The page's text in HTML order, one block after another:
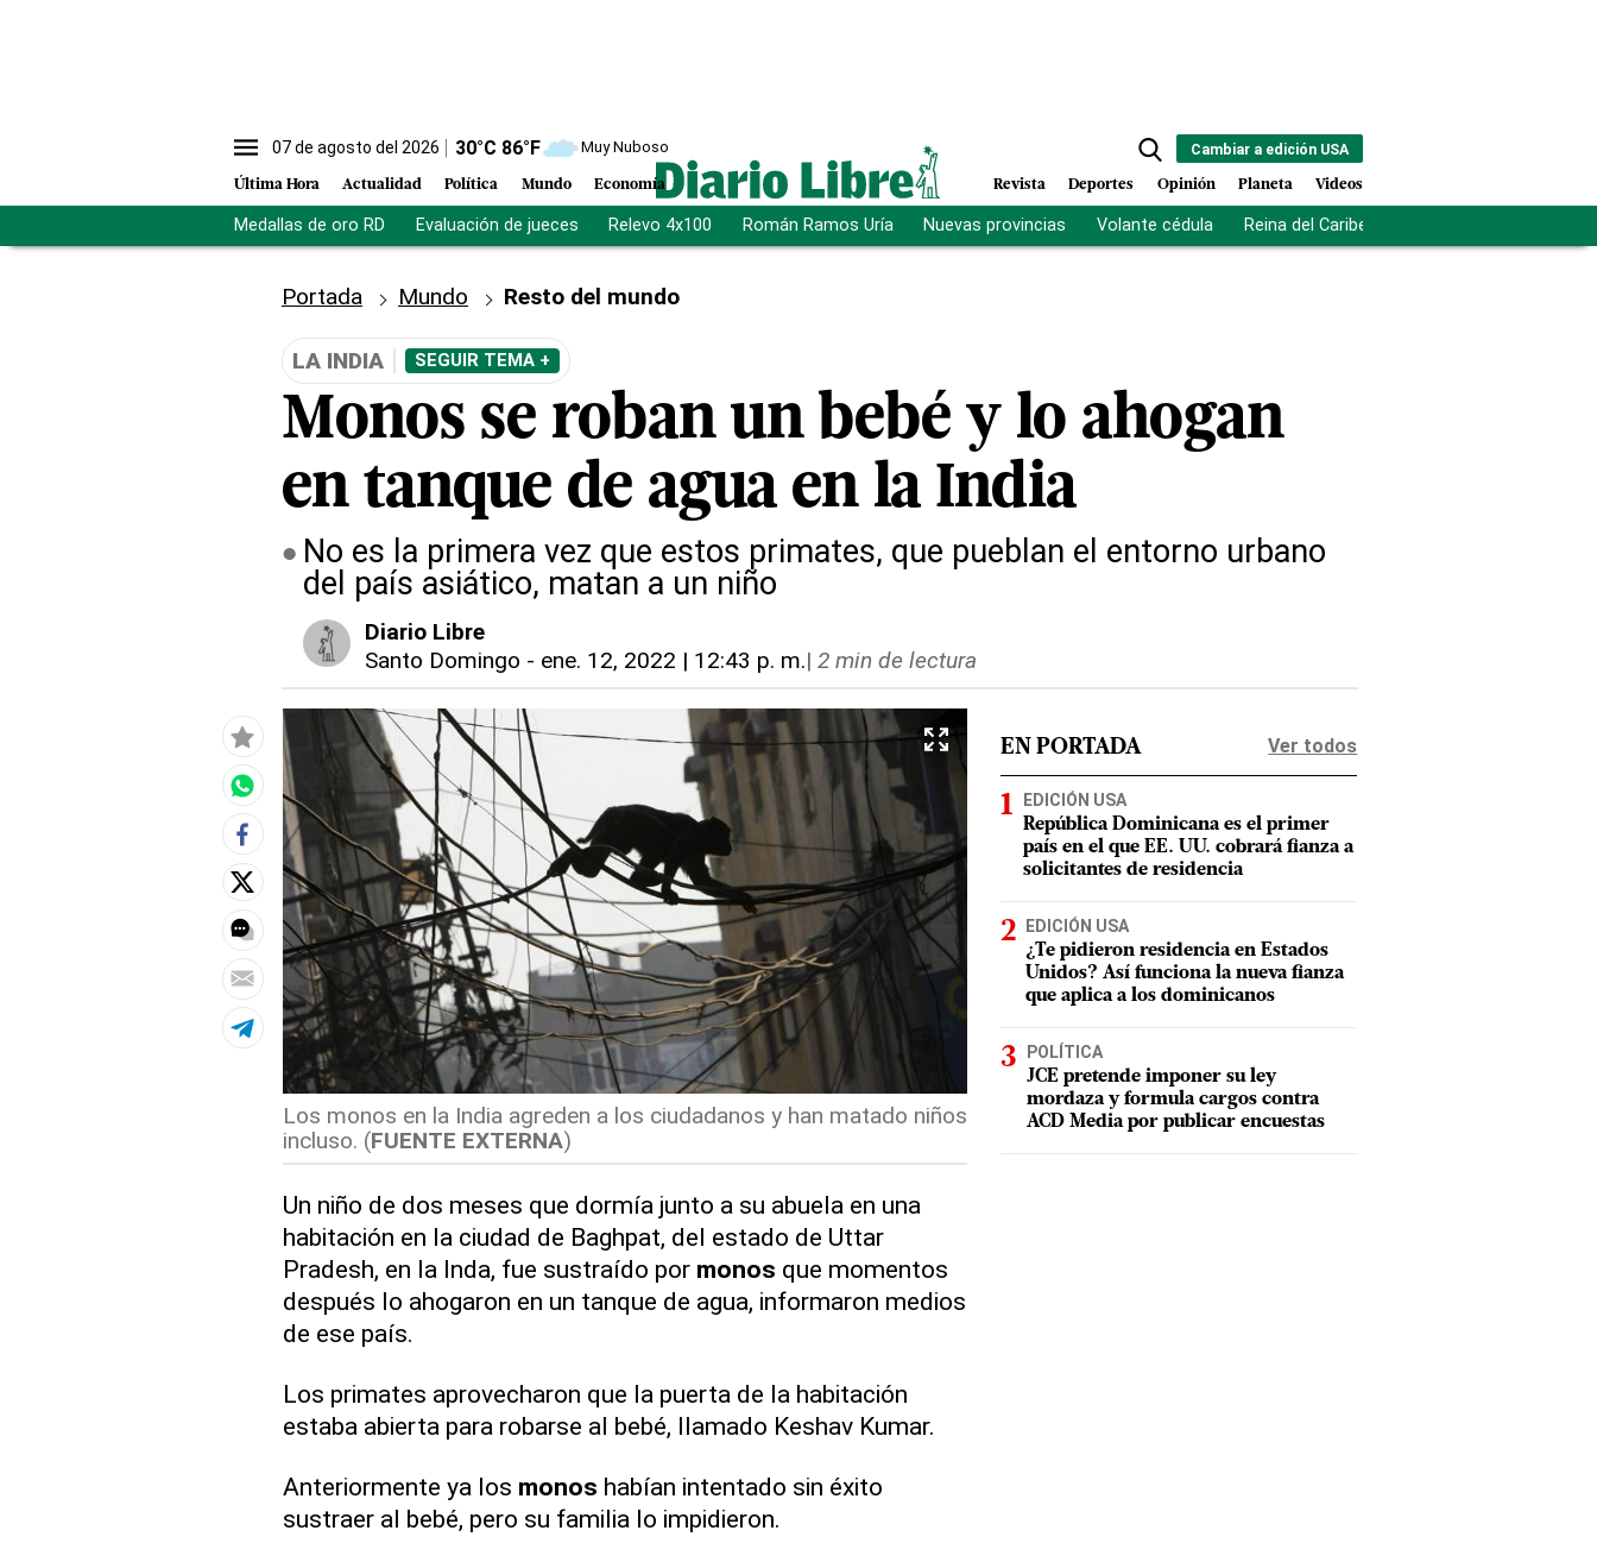
07 de agosto del 2026 30°C 86°F Muy Nuboso
Última Hora Actualidad Política Mundo Economía
Cambiar a edición USA
Revista Deportes Opinión Planeta Videos
Medallas de oro RD Evaluación de jueces Relevo 4x100 Román Ramos Uría Nuevas provincias Volante cédula Reina del Caribe
Portada Mundo Resto del mundo
LA INDIA SEGUIR TEMA +
Monos se roban un bebé y lo ahogan
en tanque de agua en la India
No es la primera vez que estos primates, que pueblan el entorno urbano
del país asiático, matan a un niño
Diario Libre
Santo Domingo - ene. 12, 2022 | 12:43 p. m.| 2 min de lectura
Los monos en la India agreden a los ciudadanos y han matado niños
incluso. (FUENTE EXTERNA)
Un niño de dos meses que dormía junto a su abuela en una
habitación en la ciudad de Baghpat, del estado de Uttar
Pradesh, en la Inda, fue sustraído por monos que momentos
después lo ahogaron en un tanque de agua, informaron medios
de ese país.
Los primates aprovecharon que la puerta de la habitación
estaba abierta para robarse al bebé, llamado Keshav Kumar.
Anteriormente ya los monos habían intentado sin éxito
sustraer al bebé, pero su familia lo impidieron.
EN PORTADA Ver todos
EDICIÓN USA
República Dominicana es el primer
país en el que EE. UU. cobrará fianza a
solicitantes de residencia
EDICIÓN USA
¿Te pidieron residencia en Estados
Unidos? Así funciona la nueva fianza
que aplica a los dominicanos
POLÍTICA
JCE pretende imponer su ley
mordaza y formula cargos contra
ACD Media por publicar encuestas